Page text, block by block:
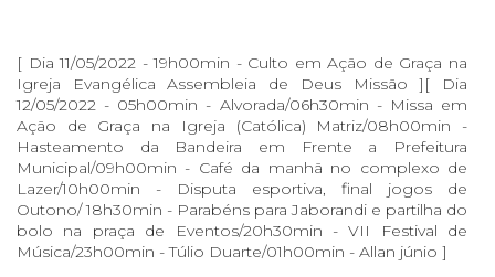
[ Dia 11/05/2022 - 19h00min - Culto em Ação de Graça na
Igreja Evangélica Assembleia de Deus Missão ][ Dia
12/05/2022 - 05h00min - Alvorada/06h30min - Missa em
Ação de Graça na Igreja (Católica) Matriz/08h00min -
Hasteamento da Bandeira em Frente a Prefeitura
Municipal/09h00min - Café da manhã no complexo de
Lazer/10h00min - Disputa esportiva, final jogos de
Outono/ 18h30min - Parabéns para Jaborandi e partilha do
bolo na praça de Eventos/20h30min - VII Festival de
Música/23h00min - Túlio Duarte/01h00min - Allan júnio ]